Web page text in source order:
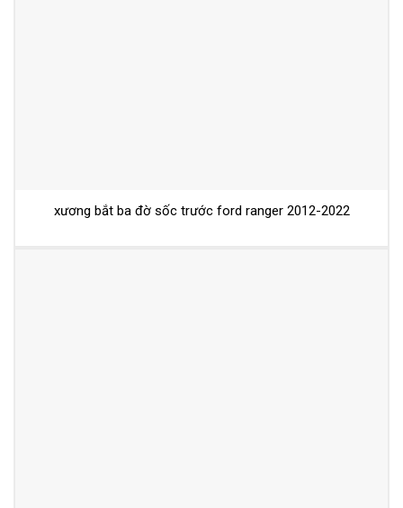
xương bắt ba đờ sốc trước ford ranger 2012-2022